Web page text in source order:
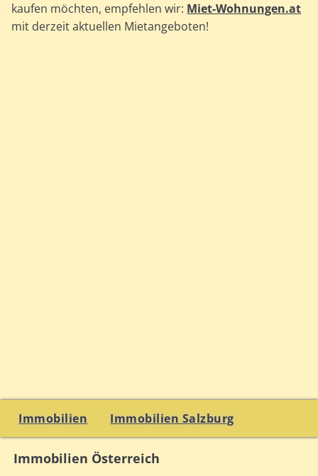
kaufen möchten, empfehlen wir: Miet-Wohnungen.at
mit derzeit aktuellen Mietangeboten!
Immobilien Immobilien Salzburg
Immobilien Österreich